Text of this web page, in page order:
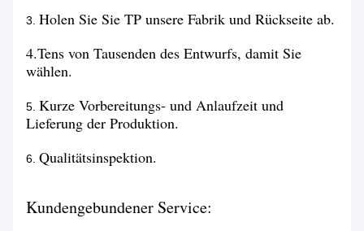
3. Holen Sie Sie TP unsere Fabrik und Rückseite ab.
4.Tens von Tausenden des Entwurfs, damit Sie
wählen.
5. Kurze Vorbereitungs- und Anlaufzeit und
Lieferung der Produktion.
6. Qualitätsinspektion.
Kundengebundener Service: